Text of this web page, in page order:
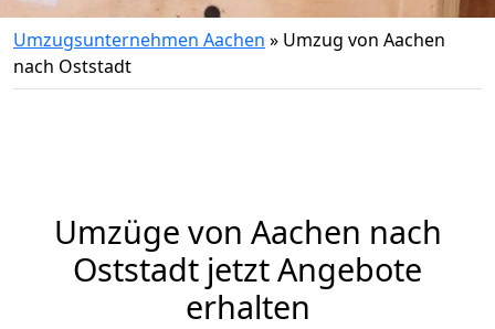
Umzugsunternehmen Aachen » Umzug von Aachen
nach Oststadt
Umzüge von Aachen nach
Oststadt jetzt Angebote
erhalten